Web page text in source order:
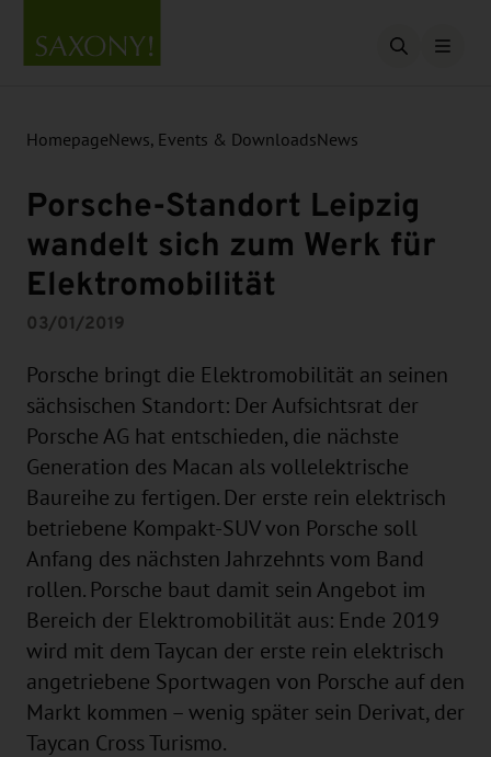
Open
HomepageNews, Events & DownloadsNews
Porsche-Standort Leipzig
wandelt sich zum Werk für
Elektromobilität
03/01/2019
Porsche bringt die Elektromobilität an seinen
sächsischen Standort: Der Aufsichtsrat der
Porsche AG hat entschieden, die nächste
Generation des Macan als vollelektrische
Baureihe zu fertigen. Der erste rein elektrisch
betriebene Kompakt-SUV von Porsche soll
Anfang des nächsten Jahrzehnts vom Band
rollen. Porsche baut damit sein Angebot im
Bereich der Elektromobilität aus: Ende 2019
wird mit dem Taycan der erste rein elektrisch
angetriebene Sportwagen von Porsche auf den
Markt kommen – wenig später sein Derivat, der
Taycan Cross Turismo.